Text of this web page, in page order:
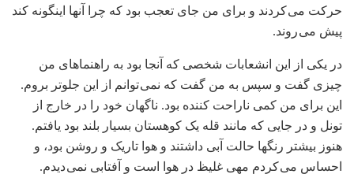
حرکت می کردند و برای من جای تعجب بود که چرا آنها اینگونه کند
پیش می روند.
در یکی از این انشعابات شخصی که آنجا بود به راهنماهای من
چیزی گفت و سپس به من گفت که نمی توانم از این جلوتر بروم.
این برای من کمی ناراحت کننده بود. ناگهان خود را در خارج از
تونل و در جایی که مانند قله یک کوهستان بسیار بلند بود یافتم.
هنوز بیشتر رنگها حالت آبی داشتند و هوا تاریک و روشن بود، و
احساس می کردم مهی غلیظ در هوا است و آفتابی نمی دیدم.